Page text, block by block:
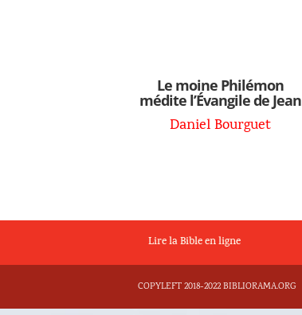
Le moine Philémon
médite l’Évangile de Jean
Daniel Bourguet
Lire la Bible en ligne
COPYLEFT 2018-2022 BIBLIORAMA.ORG